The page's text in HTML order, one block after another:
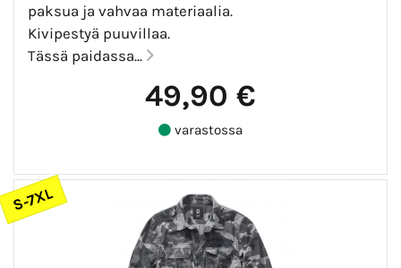
paksua ja vahvaa materiaalia.
Kivipestyä puuvillaa.
Tässä paidassa...
49,90 €
varastossa
S-7XL